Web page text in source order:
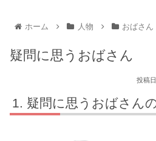
ホーム 人物 おばさん
疑問に思うおばさん
疑問に思うおばさん